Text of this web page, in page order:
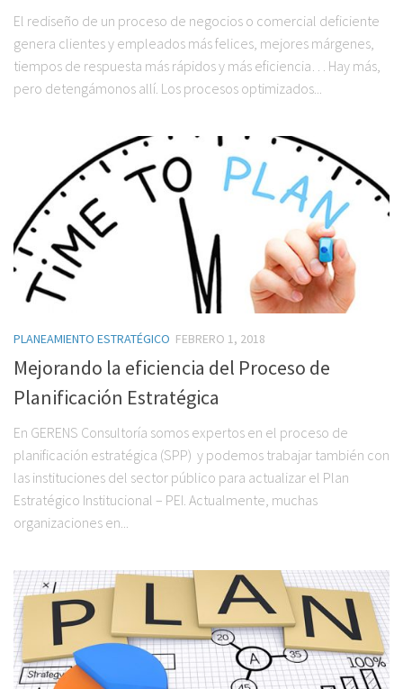
El rediseño de un proceso de negocios o comercial deficiente
genera clientes y empleados más felices, mejores márgenes,
tiempos de respuesta más rápidos y más eficiencia… Hay más,
pero detengámonos allí. Los procesos optimizados...
PLANEAMIENTO ESTRATÉGICO FEBRERO 1, 2018
Mejorando la eficiencia del Proceso de
Planificación Estratégica
En GERENS Consultoría somos expertos en el proceso de
planificación estratégica (SPP) y podemos trabajar también con
las instituciones del sector público para actualizar el Plan
Estratégico Institucional – PEI. Actualmente, muchas
organizaciones en...